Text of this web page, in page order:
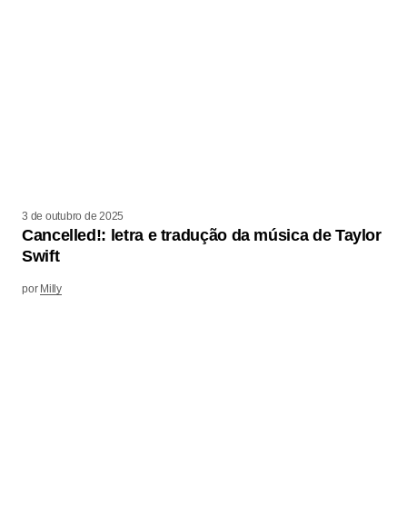
3 de outubro de 2025
Cancelled!: letra e tradução da música de Taylor
Swift
por Milly